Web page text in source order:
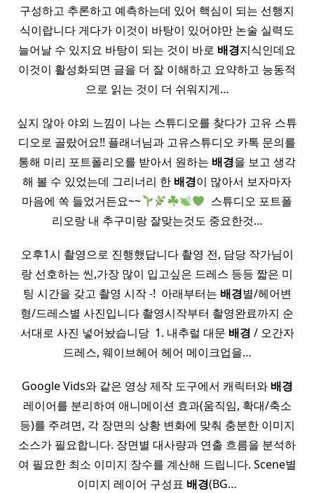
구성하고 추론하고 예측하는데 있어 핵심이 되는 선행지
식이랍니다 게다가 이것이 바탕이 있어야만 논술 실력도
늘어날 수 있지요 바탕이 되는 것이 바로 배경지식인데요
이것이 활성화되면 글을 더 잘 이해하고 요약하고 능동적
으로 읽는 것이 더 쉬워지게…
싶지 않아 야외 느낌이 나는 스튜디오를 찾다가 고유 스튜
디오로 골랐어요!! 플래너님과 고유스튜디오 카톡 문의를
통해 미리 포트폴리오를 받아서 원하는 배경을 보고 생각
해 볼 수 있었는데 그리너리 한 배경이 많아서 보자마자
마음에 쏙 들었거든요~~
​ 스튜디오 포트폴
리오랑 내 추구미랑 잘맞는것도 중요한것…
오후1시 촬영으로 진행했답니다 촬영 전, 담당 작가님이
랑 선호하는 씬,가장 많이 입고싶은 드레스 등등 짧은 미
팅 시간을 갖고 촬영 시작 -! ​ 아래부터는 배경별/헤어변
형/드레스별 사진입니다 촬영시작부터 촬영완료까지 순
서대로 사진 넣어놨습니당 ​ 1. 내추럴 대문 배경 / 오간자
드레스, 웨이브헤어 헤어 메이크업을…
Google Vids와 같은 영상 제작 도구에서 캐릭터와 배경
레이어를 분리하여 애니메이션 효과(움직임, 확대/축소
등)를 주려면, 각 장면의 상황 변화에 맞춰 충분한 이미지
소스가 필요합니다. 장면별 대사량과 연출 흐름을 분석하
여 필요한 최소 이미지 장수를 계산해 드립니다. Scene별
이미지 레이어 구성표 배경(BG…